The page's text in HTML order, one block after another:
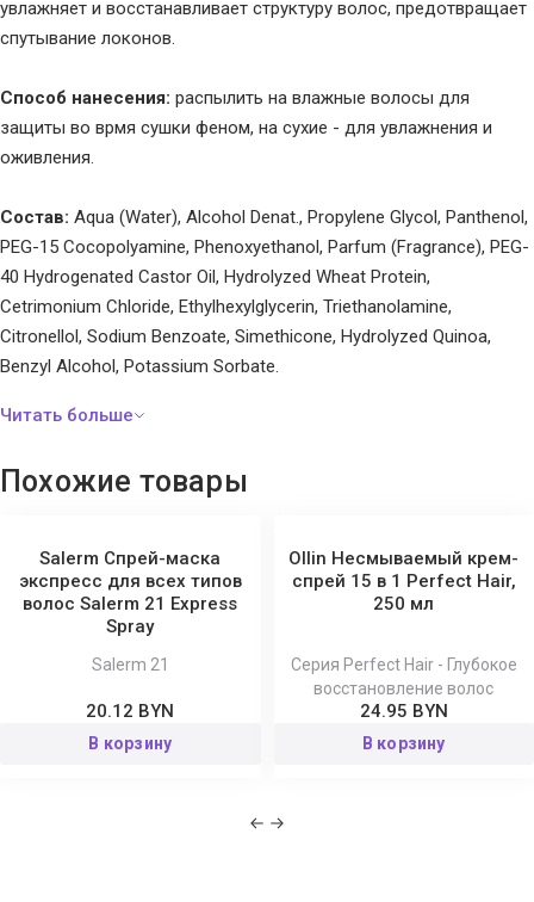
увлажняет и восстанавливает структуру волос, предотвращает
спутывание локонов.
Способ нанесения: распылить на влажные волосы для
защиты во врмя сушки феном, на сухие - для увлажнения и
оживления.
Состав: Aqua (Water), Alcohol Denat., Propylene Glycol, Panthenol,
PEG-15 Cocopolyamine, Phenoxyethanol, Parfum (Fragrance), PEG-
40 Hydrogenated Castor Oil, Hydrolyzed Wheat Protein,
Cetrimonium Chloride, Ethylhexylglycerin, Triethanolamine,
Citronellol, Sodium Benzoate, Simethicone, Hydrolyzed Quinoa,
Benzyl Alcohol, Potassium Sorbate.
Похожие товары
Salerm Спрей-маска
экспресс для всех типов
волос Salerm 21 Express
Spray
Salerm 21
20.12 BYN
В корзину
Ollin Несмываемый крем-
спрей 15 в 1 Perfect Hair,
250 мл
Серия Perfect Hair - Глубокое
восстановление волос
24.95 BYN
В корзину